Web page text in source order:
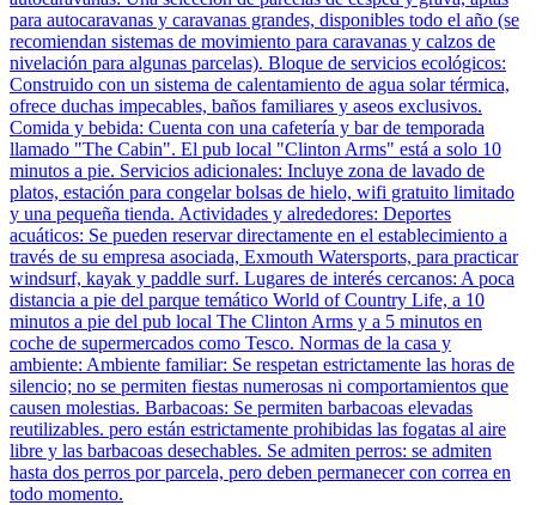
para autocaravanas y caravanas grandes, disponibles todo el año (se
recomiendan sistemas de movimiento para caravanas y calzos de
nivelación para algunas parcelas). Bloque de servicios ecológicos:
Construido con un sistema de calentamiento de agua solar térmica,
ofrece duchas impecables, baños familiares y aseos exclusivos.
Comida y bebida: Cuenta con una cafetería y bar de temporada
llamado "The Cabin". El pub local "Clinton Arms" está a solo 10
minutos a pie. Servicios adicionales: Incluye zona de lavado de
platos, estación para congelar bolsas de hielo, wifi gratuito limitado
y una pequeña tienda. Actividades y alrededores: Deportes
acuáticos: Se pueden reservar directamente en el establecimiento a
través de su empresa asociada, Exmouth Watersports, para practicar
windsurf, kayak y paddle surf. Lugares de interés cercanos: A poca
distancia a pie del parque temático World of Country Life, a 10
minutos a pie del pub local The Clinton Arms y a 5 minutos en
coche de supermercados como Tesco. Normas de la casa y
ambiente: Ambiente familiar: Se respetan estrictamente las horas de
silencio; no se permiten fiestas numerosas ni comportamientos que
causen molestias. Barbacoas: Se permiten barbacoas elevadas
reutilizables. pero están estrictamente prohibidas las fogatas al aire
libre y las barbacoas desechables. Se admiten perros: se admiten
hasta dos perros por parcela, pero deben permanecer con correa en
todo momento.